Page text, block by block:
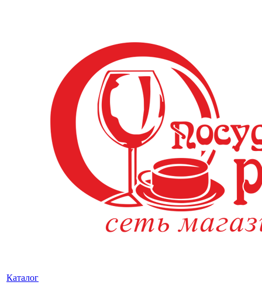
Каталог